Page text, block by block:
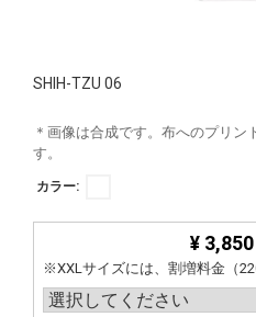
SHIH-TZU 06
＊画像は合成です。布へのプリン
す。
カラー:
¥ 3,850
※XXLサイズには、割増料金（